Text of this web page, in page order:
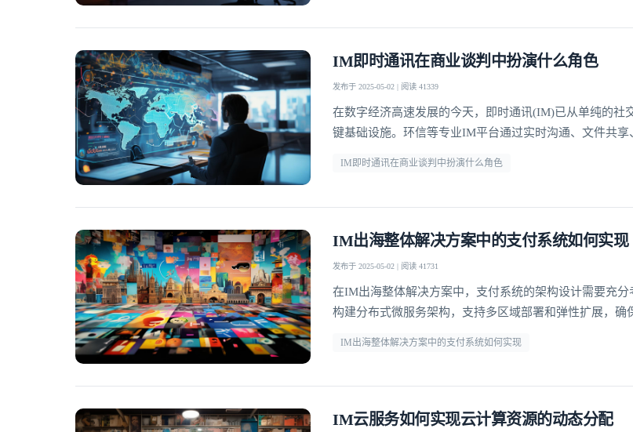
IM即时通讯在商业谈判中扮演什么角色
发布于 2025-05-02 | 阅读 41339
在数字经济高速发展的今天，即时通讯(IM)已从单纯的社
键基础设施。环信等专业IM平台通过实时沟通、文件共
IM即时通讯在商业谈判中扮演什么角色
IM出海整体解决方案中的支付系统如何实现
发布于 2025-05-02 | 阅读 41731
在IM出海整体解决方案中，支付系统的架构设计需要充
构建分布式微服务架构，支持多区域部署和弹性扩展，确
IM出海整体解决方案中的支付系统如何实现
IM云服务如何实现云计算资源的动态分配
登录客服云